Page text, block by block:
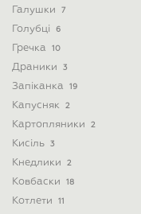
Галушки 7
Голубці 6
Гречка 10
Драники 3
Запіканка 19
Капусняк 2
Картопляники 2
Кисіль 3
Кнедлики 2
Ковбаски 18
Котлети 11